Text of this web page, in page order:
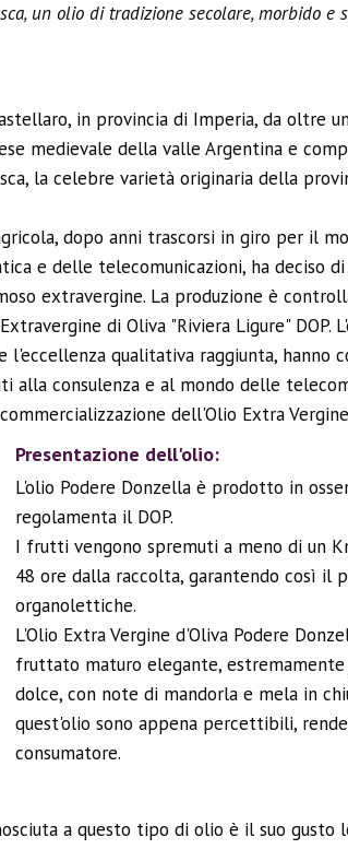
un olio di tradizione secolare, morbido e
in provincia di Imperia, da oltre
medievale della valle Argentina e
la celebre varietà originaria della
dopo anni trascorsi in giro per il
e delle telecomunicazioni, ha deciso
extravergine. La produzione è
di Oliva "Riviera Ligure" DOP.
qualitativa raggiunta, hanno
alla consulenza e al mondo delle
dell'Olio Extra
Presentazione dell'olio:
L'olio Podere Donzella è prodotto in
regolamenta il DOP.
I frutti vengono spremuti a meno di un
48 ore dalla raccolta, garantendo così il
organolettiche.
L'Olio Extra Vergine d'Oliva Podere
fruttato maturo elegante,
dolce, con note di mandorla e mela in
quest'olio sono appena percettibili,
consumatore.
a questo tipo di olio è il suo gusto